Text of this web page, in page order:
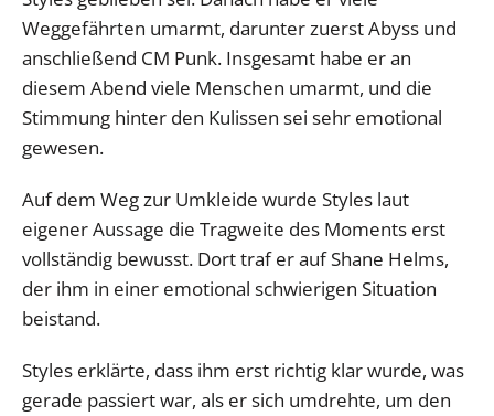
Weggefährten umarmt, darunter zuerst Abyss und
anschließend CM Punk. Insgesamt habe er an
diesem Abend viele Menschen umarmt, und die
Stimmung hinter den Kulissen sei sehr emotional
gewesen.
Auf dem Weg zur Umkleide wurde Styles laut
eigener Aussage die Tragweite des Moments erst
vollständig bewusst. Dort traf er auf Shane Helms,
der ihm in einer emotional schwierigen Situation
beistand.
Styles erklärte, dass ihm erst richtig klar wurde, was
gerade passiert war, als er sich umdrehte, um den